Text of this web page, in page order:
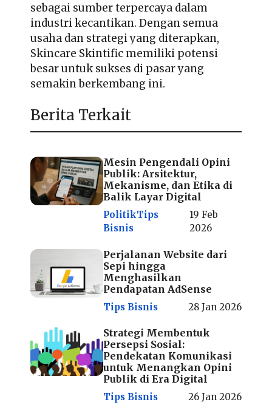
sebagai sumber terpercaya dalam
industri kecantikan. Dengan semua
usaha dan strategi yang diterapkan,
Skincare Skintific memiliki potensi
besar untuk sukses di pasar yang
semakin berkembang ini.
Berita Terkait
Mesin Pengendali Opini
Publik: Arsitektur,
Mekanisme, dan Etika di
Balik Layar Digital
PolitikTips
Bisnis
19 Feb
2026
Perjalanan Website dari
Sepi hingga
Menghasilkan
Pendapatan AdSense
Tips Bisnis 28 Jan 2026
Strategi Membentuk
Persepsi Sosial:
Pendekatan Komunikasi
untuk Menangkan Opini
Publik di Era Digital
Tips Bisnis 26 Jan 2026